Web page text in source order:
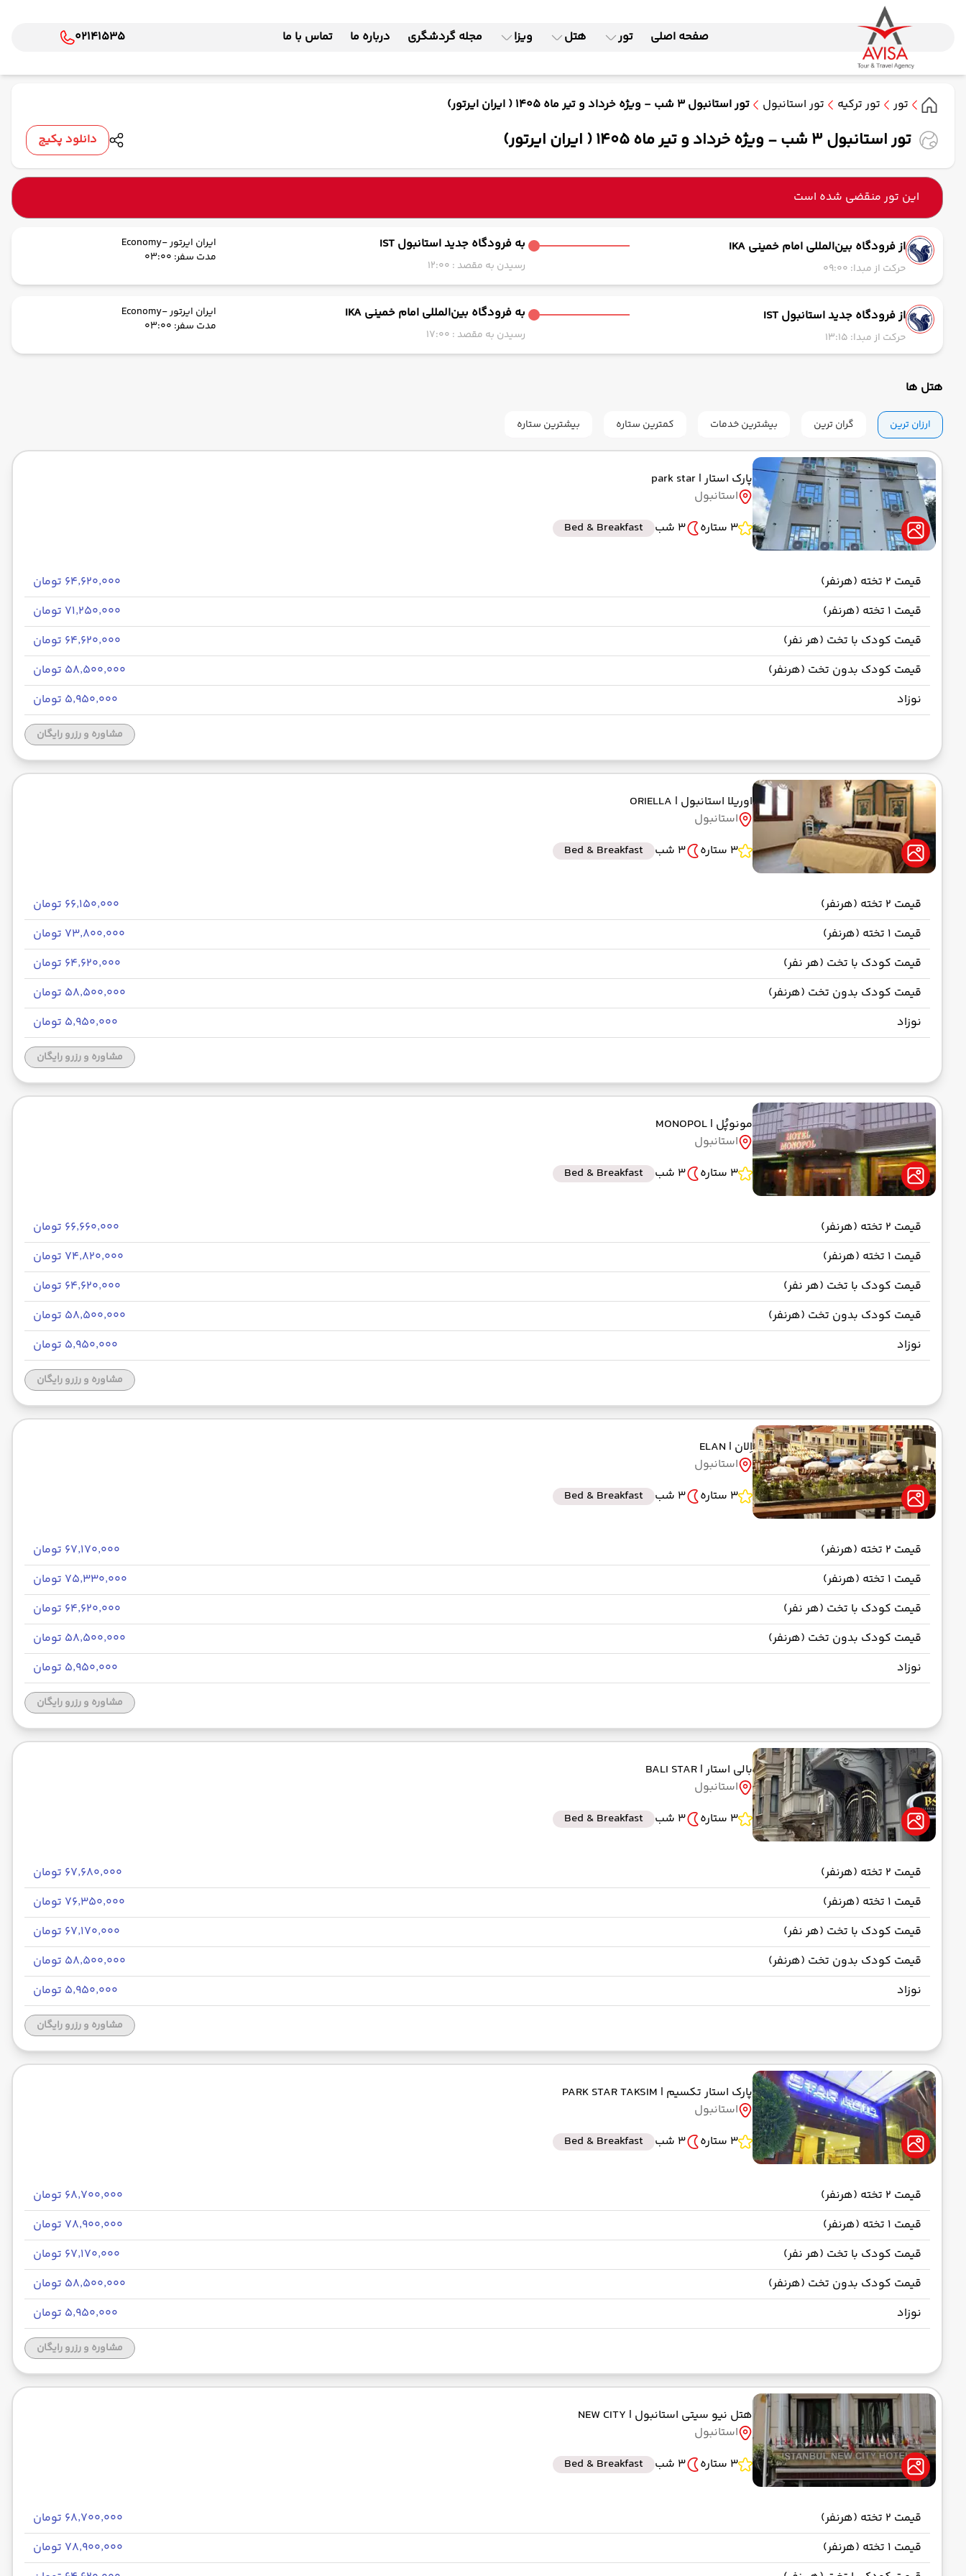
صفحه اصلی تور هتل ویزا مجله گردشگری درباره ما تماس با ما 02141535
تور تور ترکیه تور استانبول تور استانبول 3 شب - ویژه خرداد و تیر ماه 1405 ( ایران ایرتور)
تور استانبول 3 شب - ویژه خرداد و تیر ماه 1405 ( ایران ایرتور) دانلود پکیج
این تور منقضی شده است
از فرودگاه بین‌المللی امام خمینی IKA
حرکت از مبدا: 09:00
به فرودگاه جدید استانبول IST
رسیدن به مقصد : 12:00
ایران ایرتور -Economy
مدت سفر: 03:00
از فرودگاه جدید استانبول IST
حرکت از مبدا: 13:15
به فرودگاه بین‌المللی امام خمینی IKA
رسیدن به مقصد : 17:00
ایران ایرتور -Economy
مدت سفر: 03:00
هتل ها
ارزان ترین گران ترین بیشترین خدمات کمترین ستاره بیشترین ستاره
پارک استار| park star
استانبول
3 ستاره
3 شب Bed & Breakfast
قیمت 2 تخته (هرنفر)
۶۴٬۶۲۰٬۰۰۰ تومان
قیمت 1 تخته (هرنفر)
۷۱٬۲۵۰٬۰۰۰ تومان
قیمت کودک با تخت (هر نفر)
۶۴٬۶۲۰٬۰۰۰ تومان
قیمت کودک بدون تخت (هرنفر)
۵۸٬۵۰۰٬۰۰۰ تومان
نوزاد
۵٬۹۵۰٬۰۰۰ تومان
مشاوره و رزرو رایگان
اوریلا استانبول | ORIELLA
استانبول
3 ستاره
3 شب Bed & Breakfast
قیمت 2 تخته (هرنفر)
۶۶٬۱۵۰٬۰۰۰ تومان
قیمت 1 تخته (هرنفر)
۷۳٬۸۰۰٬۰۰۰ تومان
قیمت کودک با تخت (هر نفر)
۶۴٬۶۲۰٬۰۰۰ تومان
قیمت کودک بدون تخت (هرنفر)
۵۸٬۵۰۰٬۰۰۰ تومان
نوزاد
۵٬۹۵۰٬۰۰۰ تومان
مشاوره و رزرو رایگان
مونوپُل | MONOPOL
استانبول
3 ستاره
3 شب Bed & Breakfast
قیمت 2 تخته (هرنفر)
۶۶٬۶۶۰٬۰۰۰ تومان
قیمت 1 تخته (هرنفر)
۷۴٬۸۲۰٬۰۰۰ تومان
قیمت کودک با تخت (هر نفر)
۶۴٬۶۲۰٬۰۰۰ تومان
قیمت کودک بدون تخت (هرنفر)
۵۸٬۵۰۰٬۰۰۰ تومان
نوزاد
۵٬۹۵۰٬۰۰۰ تومان
مشاوره و رزرو رایگان
اِلان | ELAN
استانبول
3 ستاره
3 شب Bed & Breakfast
قیمت 2 تخته (هرنفر)
۶۷٬۱۷۰٬۰۰۰ تومان
قیمت 1 تخته (هرنفر)
۷۵٬۳۳۰٬۰۰۰ تومان
قیمت کودک با تخت (هر نفر)
۶۴٬۶۲۰٬۰۰۰ تومان
قیمت کودک بدون تخت (هرنفر)
۵۸٬۵۰۰٬۰۰۰ تومان
نوزاد
۵٬۹۵۰٬۰۰۰ تومان
مشاوره و رزرو رایگان
بالی استار| BALI STAR
استانبول
3 ستاره
3 شب Bed & Breakfast
قیمت 2 تخته (هرنفر)
۶۷٬۶۸۰٬۰۰۰ تومان
قیمت 1 تخته (هرنفر)
۷۶٬۳۵۰٬۰۰۰ تومان
قیمت کودک با تخت (هر نفر)
۶۷٬۱۷۰٬۰۰۰ تومان
قیمت کودک بدون تخت (هرنفر)
۵۸٬۵۰۰٬۰۰۰ تومان
نوزاد
۵٬۹۵۰٬۰۰۰ تومان
مشاوره و رزرو رایگان
پارک استار تکسیم | PARK STAR TAKSIM
استانبول
3 ستاره
3 شب Bed & Breakfast
قیمت 2 تخته (هرنفر)
۶۸٬۷۰۰٬۰۰۰ تومان
قیمت 1 تخته (هرنفر)
۷۸٬۹۰۰٬۰۰۰ تومان
قیمت کودک با تخت (هر نفر)
۶۷٬۱۷۰٬۰۰۰ تومان
قیمت کودک بدون تخت (هرنفر)
۵۸٬۵۰۰٬۰۰۰ تومان
نوزاد
۵٬۹۵۰٬۰۰۰ تومان
مشاوره و رزرو رایگان
هتل نیو سیتی استانبول | NEW CITY
استانبول
3 ستاره
3 شب Bed & Breakfast
قیمت 2 تخته (هرنفر)
۶۸٬۷۰۰٬۰۰۰ تومان
قیمت 1 تخته (هرنفر)
۷۸٬۹۰۰٬۰۰۰ تومان